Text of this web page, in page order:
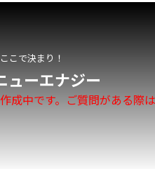
こで決まり！
ューエナジー
成中です。ご質問がある際は